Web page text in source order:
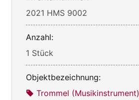
2021 HMS 9002
Anzahl:
1 Stück
Objektbezeichnung:
Trommel (Musikinstrument)